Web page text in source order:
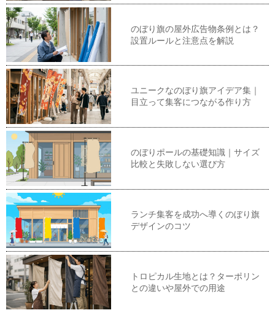
のぼり旗の屋外広告物条例とは？
設置ルールと注意点を解説
ユニークなのぼり旗アイデア集｜
目立って集客につながる作り方
のぼりポールの基礎知識｜サイズ
比較と失敗しない選び方
ランチ集客を成功へ導くのぼり旗
デザインのコツ
トロピカル生地とは？ターポリン
との違いや屋外での用途